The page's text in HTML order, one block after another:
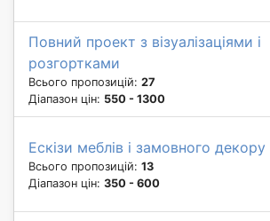
Повний проект з візуалізаціями і
розгортками
Всього пропозицій: 27
Діапазон цін: 550 - 1300
Ескізи меблів і замовного декору
Всього пропозицій: 13
Діапазон цін: 350 - 600